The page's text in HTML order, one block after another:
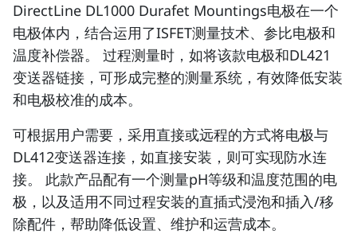
DirectLine DL1000 Durafet Mountings电极在一个
电极体内，结合运用了ISFET测量技术、参比电极和
温度补偿器。 过程测量时，如将该款电极和DL421
变送器链接，可形成完整的测量系统，有效降低安装
和电极校准的成本。
可根据用户需要，采用直接或远程的方式将电极与
DL412变送器连接，如直接安装，则可实现防水连
接。 此款产品配有一个测量pH等级和温度范围的电
极，以及适用不同过程安装的直插式浸泡和插入/移
除配件，帮助降低设置、维护和运营成本。